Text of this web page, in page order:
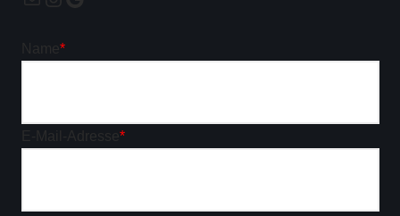
Name *
E-Mail-Adresse *